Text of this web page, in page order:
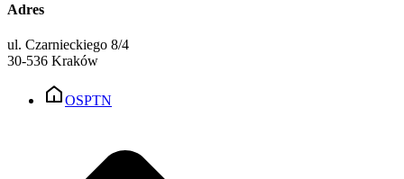
Adres
ul. Czarnieckiego 8/4
30-536 Kraków
OSPTN